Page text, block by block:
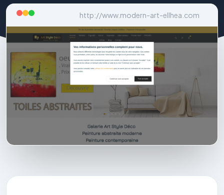
http://www.modern-art-ellhea.com